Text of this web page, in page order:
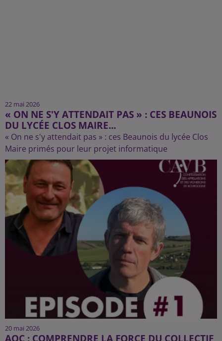
22 mai 2026
« ON NE S'Y ATTENDAIT PAS » : CES BEAUNOIS
DU LYCÉE CLOS MAIRE...
« On ne s'y attendait pas » : ces Beaunois du lycée Clos
Maire primés pour leur projet informatique
20 mai 2026
AOC : COMPRENDRE LA FORCE DU COLLECTIF